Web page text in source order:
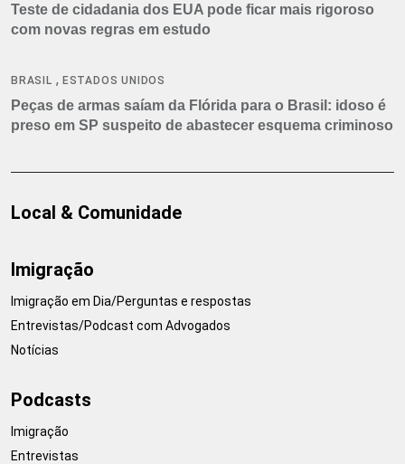
Teste de cidadania dos EUA pode ficar mais rigoroso
com novas regras em estudo
BRASIL , ESTADOS UNIDOS
Peças de armas saíam da Flórida para o Brasil: idoso é
preso em SP suspeito de abastecer esquema criminoso
Local & Comunidade
Imigração
Imigração em Dia/Perguntas e respostas
Entrevistas/Podcast com Advogados
Notícias
Podcasts
Imigração
Entrevistas